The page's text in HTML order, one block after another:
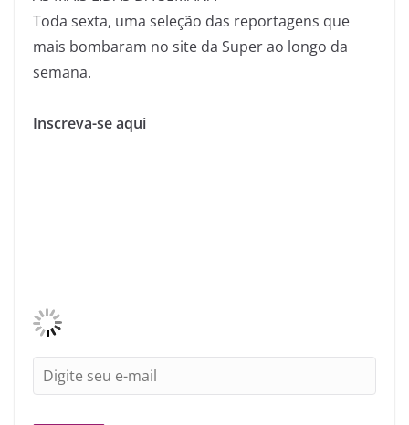
Toda sexta, uma seleção das reportagens que
mais bombaram no site da Super ao longo da
semana.
Inscreva-se aqui